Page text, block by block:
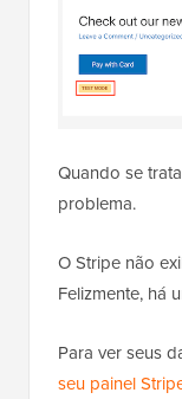
Quando se
problema.
O Stripe não
Felizmente, há
Para ver seus
seu painel